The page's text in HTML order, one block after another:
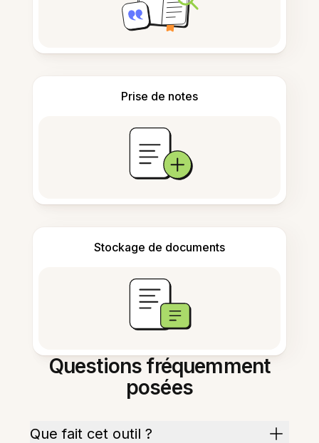
Prise de notes
Stockage de documents
Questions fréquemment
posées
Que fait cet outil ?